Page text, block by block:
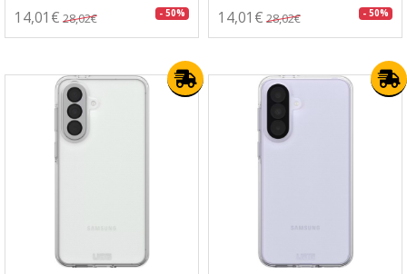
14,01€ 28,02€ - 50% 14,01€ 28,02€ - 50%